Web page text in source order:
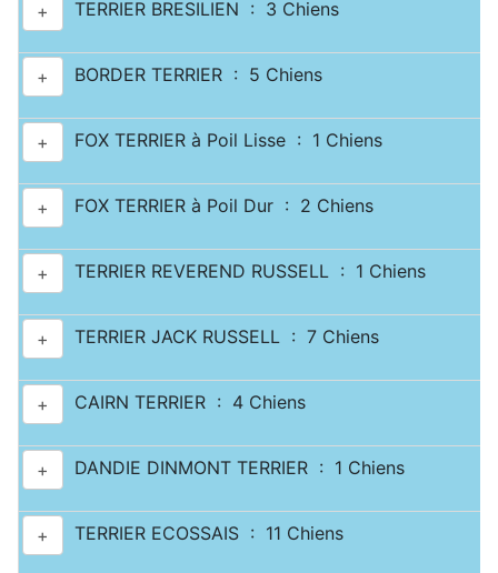
+ TERRIER BRESILIEN : 3 Chiens
+ BORDER TERRIER : 5 Chiens
+ FOX TERRIER à Poil Lisse : 1 Chiens
+ FOX TERRIER à Poil Dur : 2 Chiens
+ TERRIER REVEREND RUSSELL : 1 Chiens
+ TERRIER JACK RUSSELL : 7 Chiens
+ CAIRN TERRIER : 4 Chiens
+ DANDIE DINMONT TERRIER : 1 Chiens
+ TERRIER ECOSSAIS : 11 Chiens